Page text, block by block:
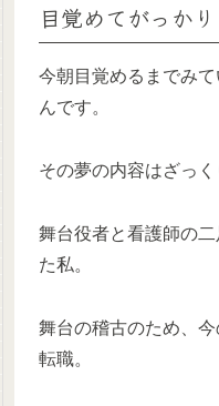
目覚めてがっかり
今朝目覚めるまでみ
んです。
その夢の内容はざっく
舞台役者と看護師の
た私。
舞台の稽古のため、
転職。